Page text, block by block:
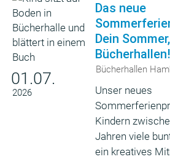
01.07.
2026
Das neue
Dein
Bücherhallen!
Bücherhallen
Unser neues
Kindern
Jahren viele
ein kreatives